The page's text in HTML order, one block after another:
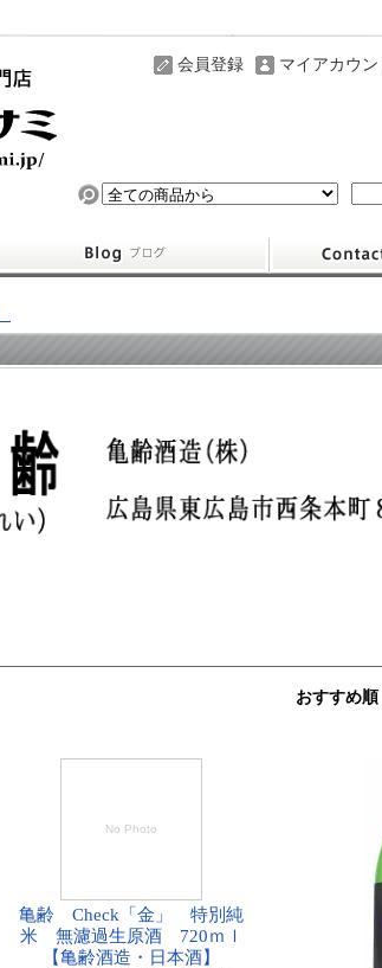
マイアカウン
会員登録
おすすめ順
No Photo
亀齢 Check「金」 特別純
米 無濾過生原酒 720ｍｌ
【亀齢酒造・日本酒】